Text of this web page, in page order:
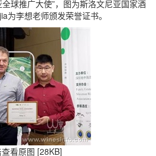
球推广大使”，图为斯洛文尼亚国家酒
为李想老师颁发荣誉证书。
看原图 [28KB]